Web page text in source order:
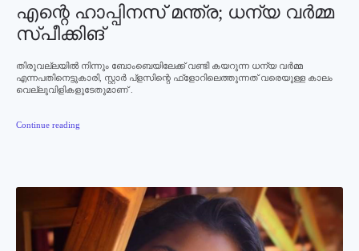
എന്റെ ഹാപ്പിനസ് മന്ത്ര; ധന്യ വര്‍മ്മ
സ്പീക്കിങ്‌
തിരുവല്ലയില്‍ നിന്നും ബോംബെയിലേക്ക് വണ്ടി കയറുന്ന ധന്യ വര്‍മ്മ
എന്നപതിനെട്ടുകാരി, സ്റ്റാര്‍ പ്ളസിന്റെ ഫ്ളോറിലെത്തുന്നത് വരെയുള്ള കാലം
വെല്ലുവിളികളുടേതുമാണ് .
Continue reading